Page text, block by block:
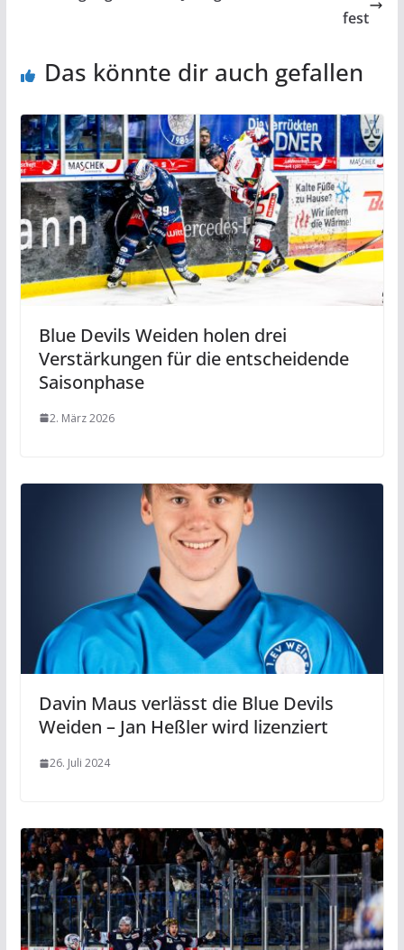
fest
Das könnte dir auch gefallen
Blue Devils Weiden holen drei
Verstärkungen für die entscheidende
Saisonphase
2. März 2026
Davin Maus verlässt die Blue Devils
Weiden – Jan Heßler wird lizenziert
26. Juli 2024